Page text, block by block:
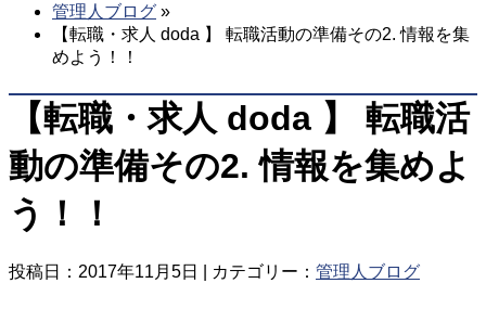
管理人ブログ »
【転職・求人 doda 】 転職活動の準備その2. 情報を集
めよう！！
【転職・求人 doda 】 転職活
動の準備その2. 情報を集めよ
う！！
投稿日：2017年11月5日 | カテゴリー： 管理人ブログ